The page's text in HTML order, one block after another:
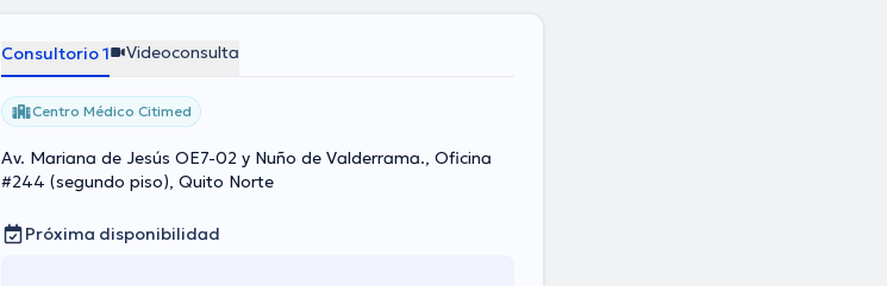
Consultorio 1 Videoconsulta
Centro Médico Citimed
Av. Mariana de Jesús OE7-02 y Nuño de Valderrama., Oficina
#244 (segundo piso), Quito Norte
Próxima disponibilidad